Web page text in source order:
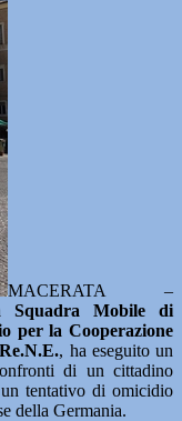
MACERATA –
Squadra Mobile di
per la Cooperazione
, ha eseguito un
di un cittadino
tentativo di omicidio
della Germania.